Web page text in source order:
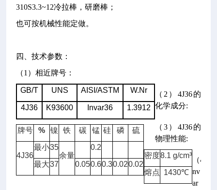
310S3.3~12冷拉棒，研磨棒；
也可按机械性能定做。
四、技术参数：
（1）相近牌号：
GB/T UNS AISI/ASTM W.Nr
4J36 K93600 Invar36 1.3912
（2）4J36的
化学成分:
牌号 % 镍 铁 碳 锰 硅 磷 硫
4J36
最小35
余量
0.2
最大37 0.050.60.30.020.02
（3）4J36的
物理性能:
密度8.1 g/cm³
熔点 1430℃
（4）
nv
ar